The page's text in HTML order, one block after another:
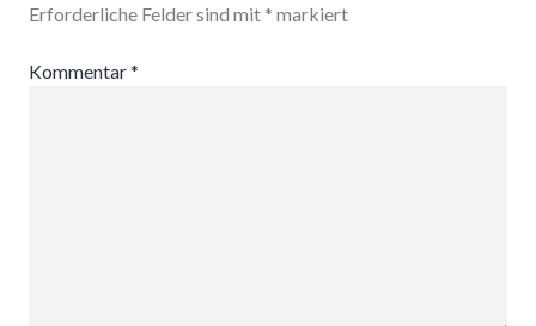
Erforderliche Felder sind mit * markiert
Kommentar*